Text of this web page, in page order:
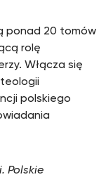
ponad 20 tomów
rolę
Włącza się
polskiego
Polskie